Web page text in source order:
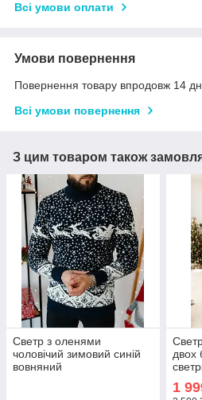
Всі умови оплати
Умови повернення
Повернення товару впродовж 14
Всі умови повернення
З цим товаром також
Светр з оленями
чоловічий зимовий синій
вовняний
двох
1